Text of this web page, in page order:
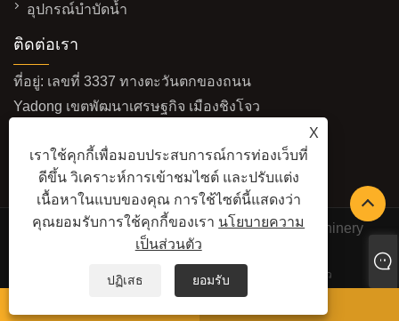
X
เราใช้คุกกี้เพื่อมอบประสบการณ์การท่องเว็บที่
ดีขึ้น วิเคราะห์การเข้าชมไซต์ และปรับแต่ง
เนื้อหาในแบบของคุณ การใช้ไซต์นี้แสดงว่า
คุณยอมรับการใช้คุกกี้ของเรา นโยบายความ
เป็นส่วนตัว
ปฏิเสธ ยอมรับ
อุปกรณ์บำบัดน้ำ
ติดต่อเรา
ที่อยู่: เลขที่ 3337 ทางตะวันตกของถนน
Yadong เขตพัฒนาเศรษฐกิจ เมืองชิงโจว
อีเมล: sales@baolaimachinery.com
+86-15662587580
ลิขสิทธิ์© 2024 Qingzhou Water Conservancy Machinery
Factory Co., Ltd. สงวนลิขสิทธิ์
RSS นโยบายความเป็นส่วนตัว